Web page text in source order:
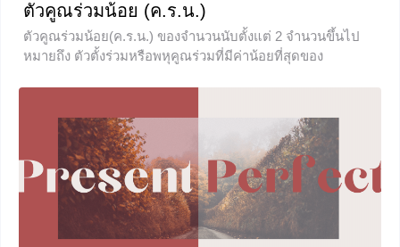
ตัวคูณร่วมน้อย (ค.ร.น.)
ตัวคูณร่วมน้อย(ค.ร.น.) ของจำนวนนับตั้งแต่ 2 จำนวนขึ้นไป
หมายถึง ตัวตั้งร่วมหรือพหุคูณร่วมที่มีค่าน้อยที่สุดของ